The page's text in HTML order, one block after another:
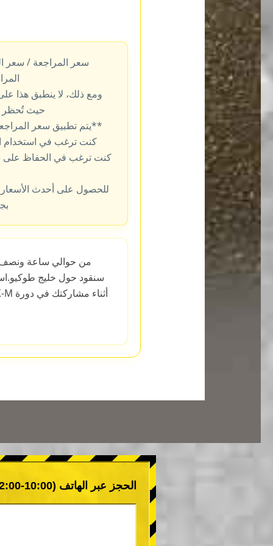
سعر المراجعة / سعر
ومع ذلك، لا ينطبق هذا
حيث تُحظر
**يتم تطبيق سعر المراجعة
كنت ترغب في استخدام
كنت ترغب في الحفاظ على
للحصول على أحدث
سنقود حول خليج
الحجز عبر الهاتف (10:00-22:00)